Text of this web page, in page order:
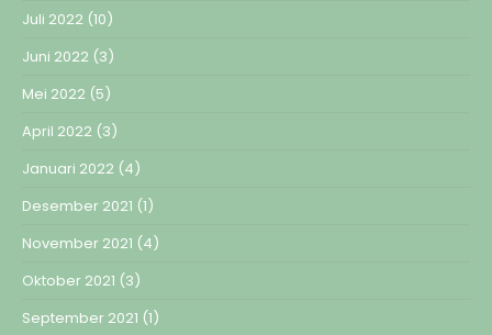
Juli 2022 (10)
Juni 2022 (3)
Mei 2022 (5)
April 2022 (3)
Januari 2022 (4)
Desember 2021 (1)
November 2021 (4)
Oktober 2021 (3)
September 2021 (1)